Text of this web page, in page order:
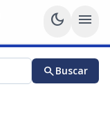
dark_mode menu
searchBuscar